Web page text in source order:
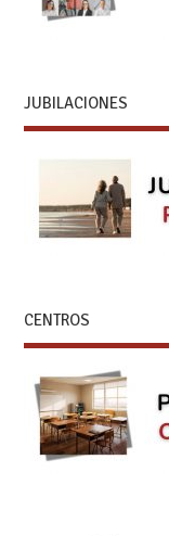
JUBILACIONES
CENTROS